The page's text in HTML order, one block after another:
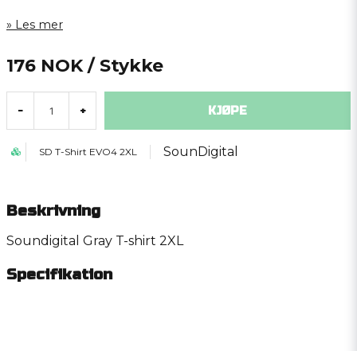
Les mer
176 NOK / Stykke
- + KJØPE
SD T-Shirt EVO4 2XL SounDigital
Beskrivning
Soundigital Gray T-shirt 2XL
Specifikation